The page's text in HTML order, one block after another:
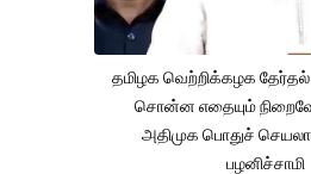
தமிழக வெற்றிக்கழக தேர்தல்
சொன்ன எதையும்
அதிமுக பொதுச்
பழனிச்சாமி